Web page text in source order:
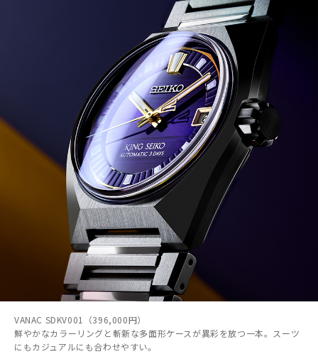
VANAC SDKV001（396,000円）
鮮やかなカラーリングと斬新な多面形ケースが異彩を放つ一本。スーツ
にもカジュアルにも合わせやすい。